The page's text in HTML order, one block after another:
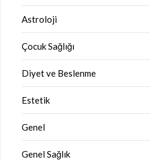
Astroloji
Çocuk Sağlığı
Diyet ve Beslenme
Estetik
Genel
Genel Sağlık